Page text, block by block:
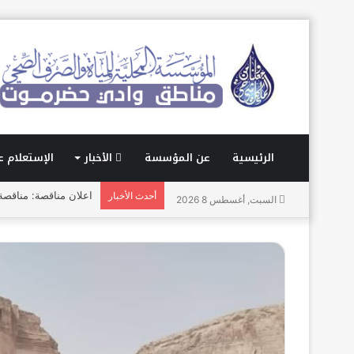
الرئيسية عن المؤسسة الأخبار الإستعلام
السبت, أغسطس 8 2026 أحدث الأخبار اعلان مناقصة: مناقصة